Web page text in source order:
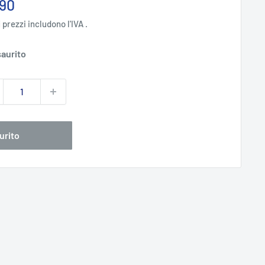
includono l'IVA .